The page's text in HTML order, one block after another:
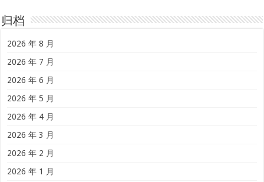
归档
2026 年 8 月
2026 年 7 月
2026 年 6 月
2026 年 5 月
2026 年 4 月
2026 年 3 月
2026 年 2 月
2026 年 1 月